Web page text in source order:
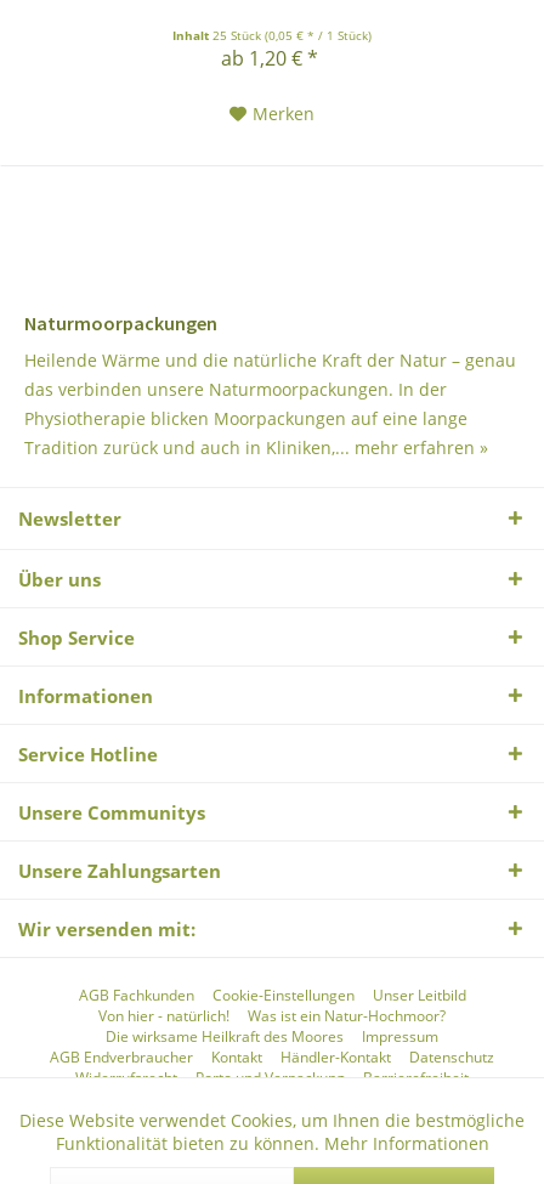
Inhalt25 Stück(0,05 € * / 1 Stück)
ab 1,20 € *
Merken
Naturmoorpackungen
Heilende Wärme und die natürliche Kraft der Natur – genau
das verbinden unsere Naturmoorpackungen. In der
Physiotherapie blicken Moorpackungen auf eine lange
Tradition zurück und auch in Kliniken,... mehr erfahren »
Newsletter
Über uns
Shop Service
Informationen
Service Hotline
Unsere Communitys
Unsere Zahlungsarten
Wir versenden mit:
AGB Fachkunden Cookie-Einstellungen
Unser Leitbild
Von hier - natürlich!
Was ist ein Natur-Hochmoor?
Die wirksame Heilkraft des Moores
Impressum
AGB Endverbraucher
Kontakt Händler-Kontakt
Datenschutz
Widerrufsrecht
Porto und Verpackung Barrierefreiheit
* Alle Preise verstehen sich zzgl. Mehrwertsteuer undVersandkosten und
ggf. Nachnahmegebühren, wenn nicht anders beschrieben
© 2026 Schweriner Naturheil Theme byThemeWare®
Funktionale Aktiv
Diese Website verwendet Cookies, um Ihnen die bestmögliche
Funktionalität bieten zu können. Mehr Informationen